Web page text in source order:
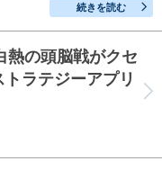
続きを読む
熱の頭脳戦がクセ
ラテジーアプリ